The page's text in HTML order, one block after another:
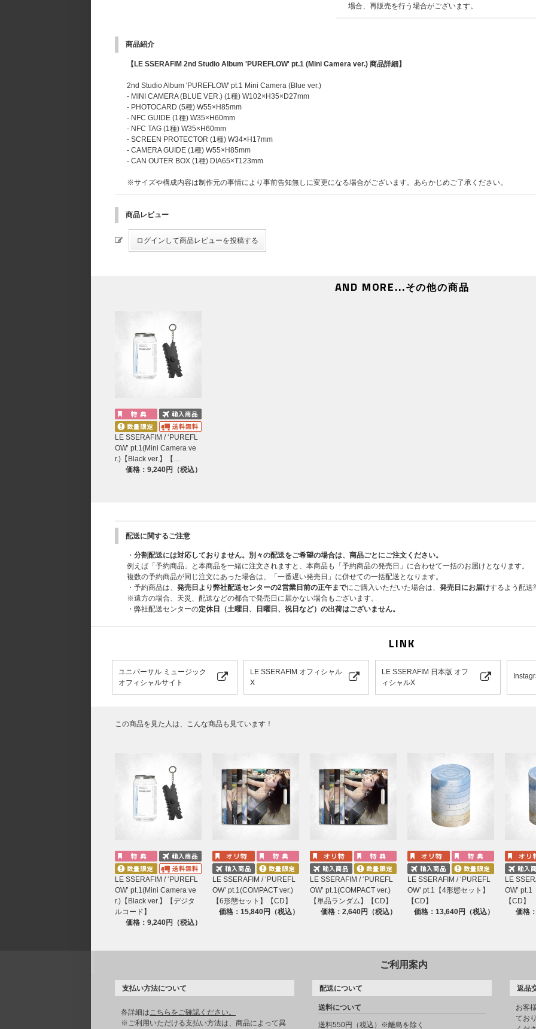
・ミニトーク/ミニフォトタイム＋メンバー指定個別ツーシ
※締切間近など時間帯によっては、応募画面に繋がりにく
※シリアルナンバー1つにつき1回のご応募が可能であり、
※本企画は日本国内限定の企画です。海外からのお問い合
場合、再販売を行う場合がございます。
商品紹介
【LE SSERAFIM 2nd Studio Album 'PUREFLOW' pt.1 (Mini Camera ver.) 商品詳細】
2nd Studio Album 'PUREFLOW' pt.1 Mini Camera (Blue ver.)
- MINI CAMERA (BLUE VER.) (1種) W102×H35×D27mm
- PHOTOCARD (5種) W55×H85mm
- NFC GUIDE (1種) W35×H60mm
- NFC TAG (1種) W35×H60mm
- SCREEN PROTECTOR (1種) W34×H17mm
- CAMERA GUIDE (1種) W55×H85mm
- CAN OUTER BOX (1種) DIA65×T123mm
※サイズや構成内容は制作元の事情により事前告知無しに変更になる場合がございます。あらかじめご了承ください。
商品レビュー
AND MORE...その他の商品
LE SSERAFIM / ‘PUREFL
OW’ pt.1(Mini Camera ve
r.)【Black ver.】【…
価格：9,240円（税込）
配送に関するご注意
・ 分割配送には対応しておりません。別々の配送をご希望の場合は、商品ごとにご注文ください。
例えば「予約商品」と本商品を一緒に注文されますと、本商品も「予約商品の発売日」に合わせて一括のお届けとなります。
複数の予約商品が同じ注文にあった場合は、「一番遅い発売日」に併せての一括配送となります。
・予約商品は、 発売日より弊社配送センターの2営業日前の正午までにご購入いただいた場合は、 発売日にお届けするよう配送
※遠方の場合、天災、配送などの都合で発売日に届かない場合もございます。
・弊社配送センターの定休日（土曜日、日曜日、祝日など）の出荷はございません。
LINK
ユニバーサル ミュージック
オフィシャルサイト
LE SSERAFIM オフィシャル
X
LE SSERAFIM 日本版 オフ
ィシャルX
この商品を見た人は、こんな商品も見ています！
LE SSERAFIM / ‘PUREFL
OW’ pt.1(Mini Camera ve
r.)【Black ver.】【デジタ
ルコード】
価格：9,240円（税込）
LE SSERAFIM / ‘PUREFL
OW’ pt.1(COMPACT ver.)
【6形態セット】【CD】
価格：15,840円（税込）
LE SSERAFIM / ‘PUREFL
OW’ pt.1(COMPACT ver.)
【単品ランダム】【CD】
価格：2,640円（税込）
LE SSERAFIM / ‘PUREFL
OW’ pt.1【4形態セット】
【CD】
価格：13,640円（税込）
LE
OW’ pt.1
【CD】
価格
ご利用案内
支払い方法について
各詳細はこちらをご確認ください。
※ご利用いただける支払い方法は、商品によって異
配送について
送料について
送料550円（税込）※離島を除く
返品
お客
てお